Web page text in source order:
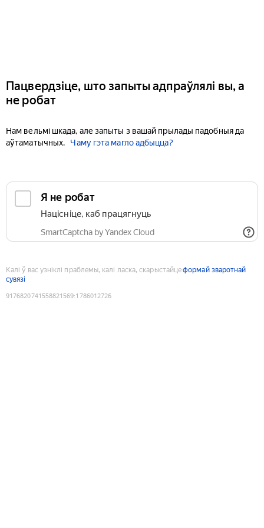
Пацвердзіце, што запыты адпраўлялі вы, а
не робат
Нам вельмі шкада, але запыты з вашай прылады падобныя да
аўтаматычных.
Чаму гэта магло адбыцца?
Я не робат
Націсніце, каб працягнуць
SmartCaptcha by Yandex Cloud
Калі ў вас узніклі праблемы, калі ласка, скарыстайцеформай зваротнай
сувязі
9176820741558821569:1786012726